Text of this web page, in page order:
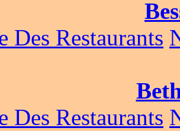
Des Restaurants
Des Restaurants